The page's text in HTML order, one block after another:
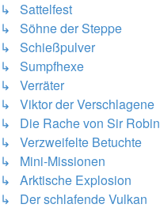
↳ Sattelfest
↳ Söhne der Steppe
↳ Schießpulver
↳ Sumpfhexe
↳ Verräter
↳ Viktor der Verschlagene
↳ Die Rache von Sir Robin
↳ Verzweifelte Betuchte
↳ Mini-Missionen
↳ Arktische Explosion
↳ Der schlafende Vulkan